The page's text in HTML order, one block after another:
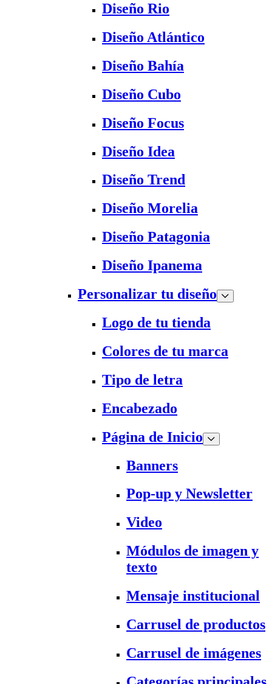
Diseño Rio
Diseño Atlántico
Diseño Bahía
Diseño Cubo
Diseño Focus
Diseño Idea
Diseño Trend
Diseño Morelia
Diseño Patagonia
Diseño Ipanema
Personalizar tu diseño
Logo de tu tienda
Colores de tu marca
Tipo de letra
Encabezado
Página de Inicio
Banners
Pop-up y Newsletter
Video
Módulos de imagen y
texto
Mensaje institucional
Carrusel de productos
Carrusel de imágenes